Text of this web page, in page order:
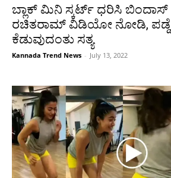
ಬ್ಲಾಕ್ ಮಿನಿ ಸ್ಕರ್ಟ್ ಧರಿಸಿ ಬಿಂದಾಸ್
ರಚಿತರಾಮ್ ವಿಡಿಯೋ ನೋಡಿ, ಪಡ್ಡೆ
ಕೆಡುವುದಂತು ಸತ್ಯ
Kannada Trend News - July 13, 2022